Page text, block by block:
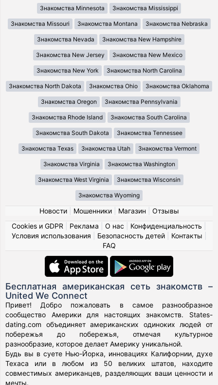
Знакомства Minnesota Знакомства Mississippi
Знакомства Missouri Знакомства Montana Знакомства Nebraska
Знакомства Nevada Знакомства New Hampshire
Знакомства New Jersey Знакомства New Mexico
Знакомства New York Знакомства North Carolina
Знакомства North Dakota Знакомства Ohio Знакомства Oklahoma
Знакомства Oregon Знакомства Pennsylvania
Знакомства Rhode Island Знакомства South Carolina
Знакомства South Dakota Знакомства Tennessee
Знакомства Texas Знакомства Utah Знакомства Vermont
Знакомства Virginia Знакомства Washington
Знакомства West Virginia Знакомства Wisconsin
Знакомства Wyoming
Новости| Мошенники| Магазин
Отзывы
Cookies и GDPR
Реклама О нас Конфиденциальность
Условия использования
Безопасность детей| Контакты
FAQ
Бесплатная американская сеть знакомств –
United We Connect
Привет! Добро пожаловать в самое разнообразное
сообщество Америки для настоящих знакомств. States-
dating.com объединяет американских одиноких людей от
побережья до побережья, отмечая культурное
разнообразие, которое делает Америку уникальной.
Будь вы в суете Нью-Йорка, инновациях Калифорнии, духе
Техаса или в любом из 50 великих штатов, находите
совместимых американцев, разделяющих ваши ценности и
мечты.